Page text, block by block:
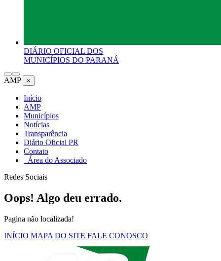
DIÁRIO OFICIAL DOS
MUNICÍPIOS DO PARANÁ
AMP ×
Início
AMP
Municípios
Notícias
Transparência
Diário Oficial PR
Contato
Área do Associado
Redes Sociais
Oops! Algo deu errado.
Pagina não localizada!
INÍCIO MAPA DO SITE FALE CONOSCO